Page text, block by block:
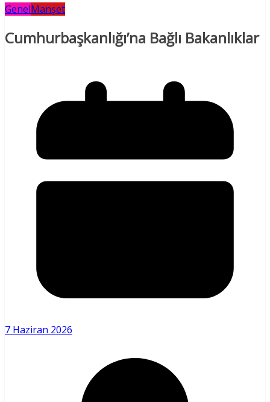
GenelManşet
Cumhurbaşkanlığı’na Bağlı Bakanlıklar
7 Haziran 2026